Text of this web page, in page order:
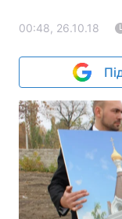
00:48, 26.10.18